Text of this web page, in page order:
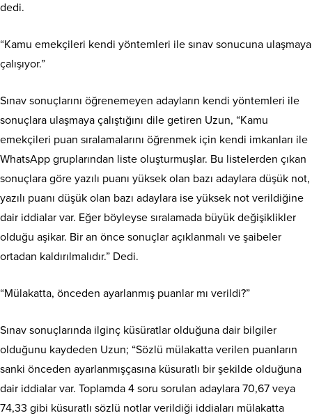
dedi.
“Kamu emekçileri kendi yöntemleri ile sınav sonucuna ulaşmaya
çalışıyor.”
Sınav sonuçlarını öğrenemeyen adayların kendi yöntemleri ile
sonuçlara ulaşmaya çalıştığını dile getiren Uzun, “Kamu
emekçileri puan sıralamalarını öğrenmek için kendi imkanları ile
WhatsApp gruplarından liste oluşturmuşlar. Bu listelerden çıkan
sonuçlara göre yazılı puanı yüksek olan bazı adaylara düşük not,
yazılı puanı düşük olan bazı adaylara ise yüksek not verildiğine
dair iddialar var. Eğer böyleyse sıralamada büyük değişiklikler
olduğu aşikar. Bir an önce sonuçlar açıklanmalı ve şaibeler
ortadan kaldırılmalıdır.” Dedi.
“Mülakatta, önceden ayarlanmış puanlar mı verildi?”
Sınav sonuçlarında ilginç küsüratlar olduğuna dair bilgiler
olduğunu kaydeden Uzun; “Sözlü mülakatta verilen puanların
sanki önceden ayarlanmışçasına küsuratlı bir şekilde olduğuna
dair iddialar var. Toplamda 4 soru sorulan adaylara 70,67 veya
74,33 gibi küsuratlı sözlü notlar verildiği iddiaları mülakatta